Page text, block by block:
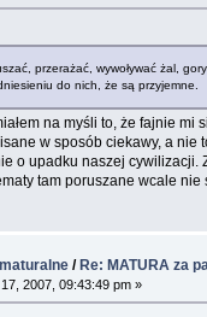
przerażać, wywoływać żal,
do nich, że są przyjemne.
na myśli to, że fajnie mi
w sposób ciekawy, a nie
o upadku naszej cywilizacji.
tam poruszane wcale nie
/Re: MATURA za
2007, 09:43:49 pm »